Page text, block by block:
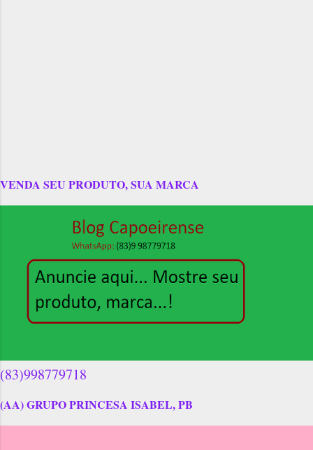
VENDA SEU PRODUTO, SUA MARCA
(83)998779718
(AA) GRUPO PRINCESA ISABEL, PB